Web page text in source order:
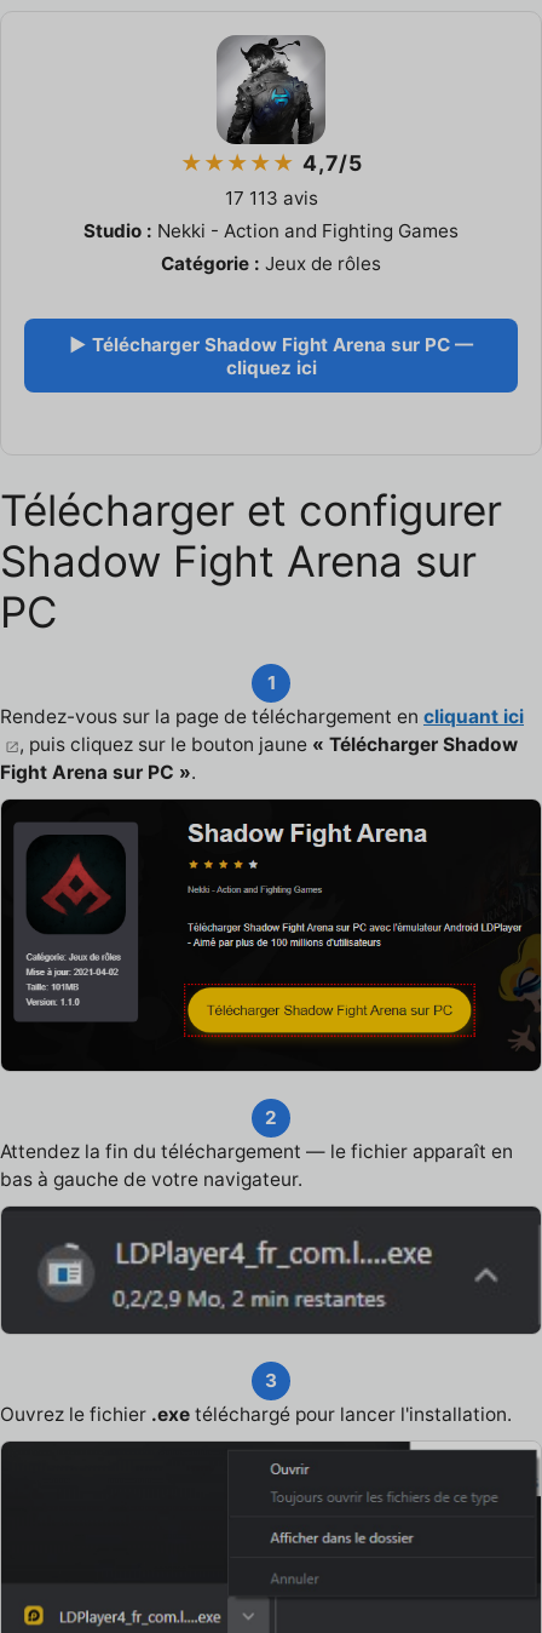
★★★★★ 4,7/5
17 113 avis
Studio : Nekki - Action and Fighting Games
Catégorie : Jeux de rôles
▶ Télécharger Shadow Fight Arena sur PC —
cliquez ici
Télécharger et configurer
Shadow Fight Arena sur
PC
1
Rendez-vous sur la page de téléchargement en cliquant ici
, puis cliquez sur le bouton jaune « Télécharger Shadow
Fight Arena sur PC ».
2
Attendez la fin du téléchargement — le fichier apparaît en
bas à gauche de votre navigateur.
3
Ouvrez le fichier .exe téléchargé pour lancer l'installation.